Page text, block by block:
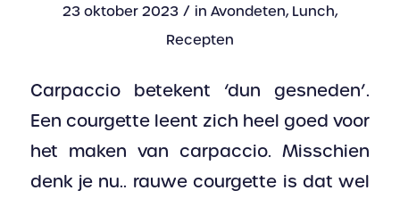
23 oktober 2023 / in Avondeten, Lunch,
Recepten
Carpaccio betekent ‘dun gesneden’.
Een courgette leent zich heel goed voor
het maken van carpaccio. Misschien
denk je nu.. rauwe courgette is dat wel